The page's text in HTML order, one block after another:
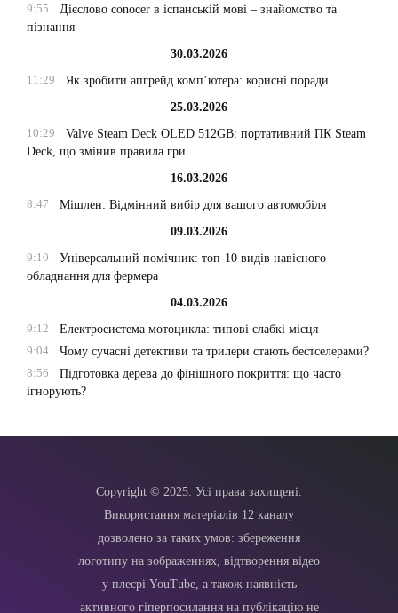
9:55
Дієслово conocer в іспанській мові – знайомство та
пізнання
30.03.2026
11:29
Як зробити апгрейд комп’ютера: корисні поради
25.03.2026
10:29
Valve Steam Deck OLED 512GB: портативний ПК Steam
Deck, що змінив правила гри
16.03.2026
8:47
Мішлен: Відмінний вибір для вашого автомобіля
09.03.2026
9:10
Універсальний помічник: топ-10 видів навісного
обладнання для фермера
04.03.2026
9:12
Електросистема мотоцикла: типові слабкі місця
9:04
Чому сучасні детективи та трилери стають бестселерами?
8:56
Підготовка дерева до фінішного покриття: що часто
ігнорують?
Copyright © 2025. Усі права захищені.
Використання матеріалів 12 каналу
дозволено за таких умов: збереження
логотипу на зображеннях, відтворення відео
у плеєрі YouTube, а також наявність
активного гіперпосилання на публікацію не